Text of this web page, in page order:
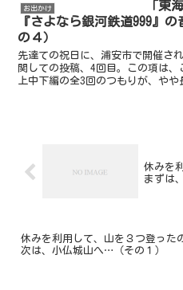
お出かけ
「東
『さよなら銀河鉄道999』
の４）
先達ての祝日に、浦安市で開催さ
関しての投稿、4回目。この項は
上中下編の全3回のつもりが、や
休みを
まずは
休みを利用して、山を３つ登った
次は、小仏城山へ…（その１）